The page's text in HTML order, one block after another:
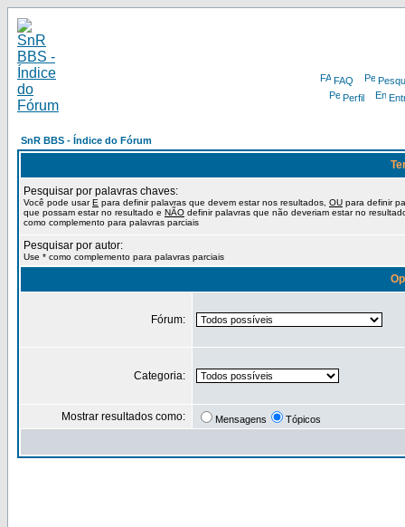
FAQ
Perfil
SnR BBS - Índice do Fórum
Pesquisar por palavras chaves:
Você pode usarE para definir palavras que devem estar nos resultados, OU para definir
que possam estar no resultado e NÃO definir palavras que não deveriam estar no
como complemento para palavras parciais
Pesquisar por autor:
Use * como complemento para palavras parciais
Fórum:
Categoria:
Mostrar resultados como: Mensagens Tópicos